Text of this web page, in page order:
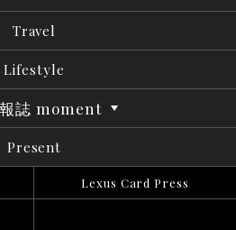
Travel
Lifestyle
誌 moment
Present
Lexus Card Press